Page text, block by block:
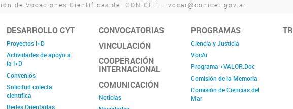
de Vocaciones Científicas del CONICET – vocar@conicet.gov.ar
DESARROLLO CYT
Proyectos I+D
Actividades de apoyo a
la I+D
Convenios
Solicitud colecta
científica
Redes Orientadas
CONVOCATORIAS
VINCULACIÓN
COOPERACIÓN
INTERNACIONAL
COMUNICACIÓN
Noticias
PROGRAMAS
Ciencia y Justicia
VocAr
Programa +VALOR.Doc
Comisión de la Memoria
Comisión de Ciencias del
Mar